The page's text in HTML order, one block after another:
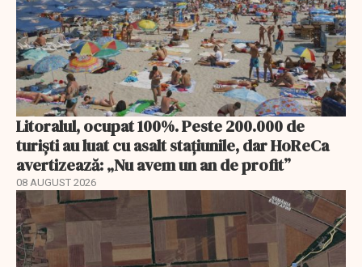
Litoralul, ocupat 100%. Peste 200.000 de
turiști au luat cu asalt stațiunile, dar HoReCa
avertizează: „Nu avem un an de profit”
08 AUGUST 2026